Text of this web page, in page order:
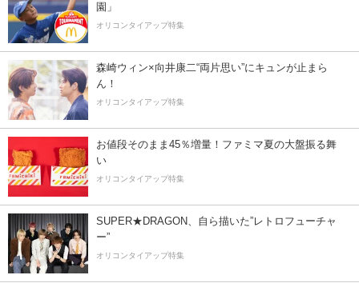
園」
オリコンタイアップ特集
森崎ウィン×向井康二“両片思い”にキュンが止まら
ん！
オリコンタイアップ特集
お値段そのまま45％増量！ファミマ夏の大盤振る舞
い
オリコンタイアップ特集
SUPER★DRAGON、自ら描いた”レトロフューチャ
ー”
オリコンタイアップ特集